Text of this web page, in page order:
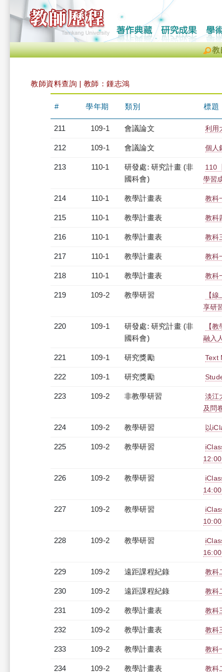
教
教師資料查詢 | 教師：鍾志鴻
# 學年期 類別 標題
211 109-1 會議論文 利用
212 109-1 會議論文 個人
213 110-1
研發處: 研究計畫 (非
國科會)
110
學習
214 110-1 教學計畫表 教科
215 110-1 教學計畫表 教科
216 110-1 教學計畫表 教科
217 110-1 教學計畫表 教科
218 110-1 教學計畫表 教科
219 109-2 教學研習
【
享研
220 109-1
研發處: 研究計畫 (非
國科會)
【
融入
221 109-1 研究獎勵 Text
222 109-1 研究獎勵
223 109-2 非教學研習
淡江
及問
224 109-2 教學研習 以
225 109-2 教學研習
226 109-2 教學研習
227 109-2 教學研習
228 109-2 教學研習
229 109-2 遠距課程紀錄 教科
230 109-2 遠距課程紀錄 教科
231 109-2 教學計畫表 教科
232 109-2 教學計畫表 教科
233 109-2 教學計畫表 教科
234 109-2 教學計畫表 教科